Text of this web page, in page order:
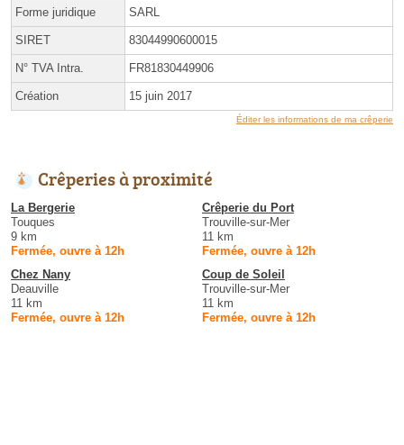
Forme juridique SARL
SIRET 83044990600015
N° TVA Intra. FR81830449906
Création 15 juin 2017
Éditer les informations de ma crêperie
Crêperies à proximité
La Bergerie
Touques
9 km
Fermée, ouvre à 12h
Crêperie du Port
Trouville-sur-Mer
11 km
Fermée, ouvre à 12h
Chez Nany
Deauville
11 km
Fermée, ouvre à 12h
Coup de Soleil
Trouville-sur-Mer
11 km
Fermée, ouvre à 12h